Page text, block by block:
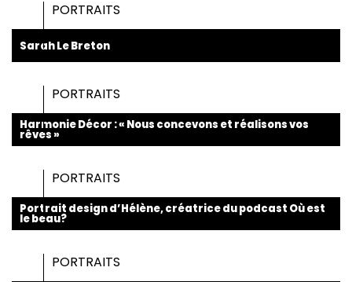
PORTRAITS
Sarah Le Breton
PORTRAITS
Harmonie Décor : « Nous concevons et réalisons vos
rêves »
PORTRAITS
Portrait design d’Hélène, créatrice du podcast Où est
le beau?
PORTRAITS